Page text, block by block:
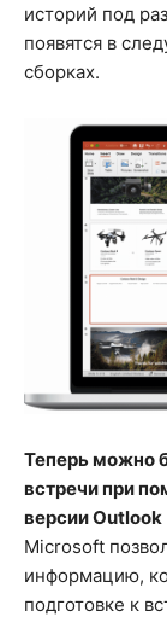
историй под
появятся в
сборках.
Теперь можно
встречи при
версии Outlook
Microsoft
информацию,
подготовке к